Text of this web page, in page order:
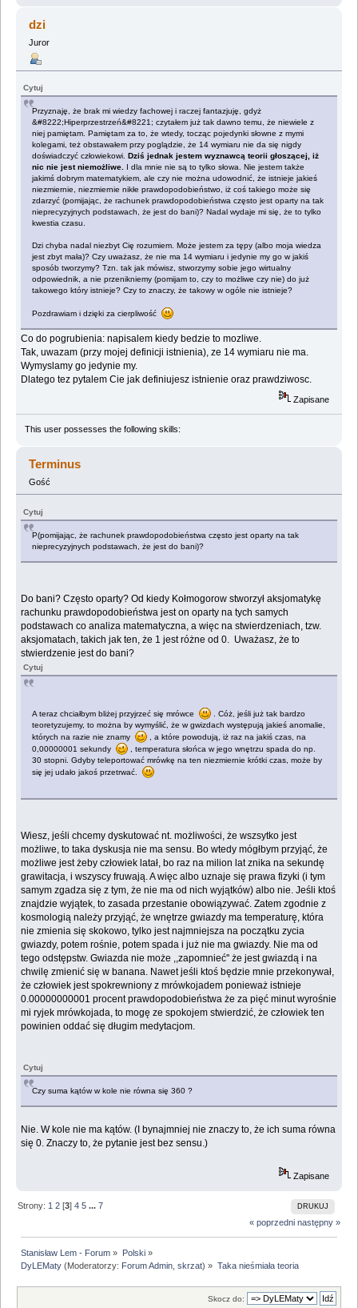
dzi
Juror
Cytuj
Przyznaję, że brak mi wiedzy fachowej i raczej fantazjuję, gdyż
&#8222;Hiperprzestrzeń&#8221; czytałem już tak dawno temu, że niewiele z
niej pamiętam. Pamiętam za to, że wtedy, tocząc pojedynki słowne z mymi
kolegami, też obstawałem przy poglądzie, że 14 wymiaru nie da się nigdy
doświadczyć człowiekowi. Dziś jednak jestem wyznawcą teorii głoszącej, iż
nic nie jest niemożliwe.
I dla mnie nie są to tylko słowa. Nie jestem także
jakimś dobrym matematykiem, ale czy nie można udowodnić, że istnieje jakieś
niezmiernie, niezmiernie nikłe prawdopodobieństwo, iż coś takiego może się
zdarzyć (pomijając, że rachunek prawdopodobieństwa często jest oparty na tak
nieprecyzyjnych podstawach, że jest do bani)? Nadal wydaje mi się, że to tylko
kwestia czasu.
Dzi chyba nadal niezbyt Cię rozumiem. Może jestem za tępy (albo moja wiedza
jest zbyt mała)? Czy uważasz, że nie ma 14 wymiaru i jedynie my go w jakiś
sposób tworzymy? Tzn. tak jak mówisz, stworzymy sobie jego wirtualny
odpowiednik, a nie przenikniemy (pomijam to, czy to możliwe czy nie) do już
takowego który istnieje? Czy to znaczy, że takowy w ogóle nie istnieje?
Pozdrawiam i dzięki za cierpliwość
Co do pogrubienia: napisalem kiedy bedzie to mozliwe.
Tak, uwazam (przy mojej definicji istnienia), ze 14 wymiaru nie ma.
Wymyslamy go jedynie my.
Dlatego tez pytalem Cie jak definiujesz istnienie oraz prawdziwosc.
Zapisane
This user possesses the following skills:
Terminus
Gość
Cytuj
P(pomijając, że rachunek prawdopodobieństwa często jest oparty na tak
nieprecyzyjnych podstawach, że jest do bani)?
Do bani? Często oparty? Od kiedy Kołmogorow stworzył aksjomatykę
rachunku prawdopodobieństwa jest on oparty na tych samych
podstawach co analiza matematyczna, a więc na stwierdzeniach, tzw.
aksjomatach, takich jak ten, że 1 jest różne od 0. Uważasz, że to
stwierdzenie jest do bani?
Cytuj
A teraz chciałbym bliżej przyjrzeć się mrówce
. Cóż, jeśli już tak bardzo
teoretyzujemy, to można by wymyślić, że w gwizdach występują jakieś anomalie,
których na razie nie znamy
, a które powodują, iż raz na jakiś czas, na
0,00000001 sekundy
, temperatura słońca w jego wnętrzu spada do np.
30 stopni. Gdyby teleportować mrówkę na ten niezmiernie krótki czas, może by
się jej udało jakoś przetrwać.
Wiesz, jeśli chcemy dyskutować nt. możliwości, że wszsytko jest
możliwe, to taka dyskusja nie ma sensu. Bo wtedy mógłbym przyjąć, że
możliwe jest żeby człowiek latał, bo raz na milion lat znika na sekundę
grawitacja, i wszyscy fruwają. A więc albo uznaje się prawa fizyki (i tym
samym zgadza się z tym, że nie ma od nich wyjątków) albo nie. Jeśli ktoś
znajdzie wyjątek, to zasada przestanie obowiązywać. Zatem zgodnie z
kosmologią należy przyjąć, że wnętrze gwiazdy ma temperaturę, która
nie zmienia się skokowo, tylko jest najmniejsza na początku zycia
gwiazdy, potem rośnie, potem spada i już nie ma gwiazdy. Nie ma od
tego odstępstw. Gwiazda nie może ,,zapomnieć'' że jest gwiazdą i na
chwilę zmienić się w banana. Nawet jeśli ktoś będzie mnie przekonywał,
że człowiek jest spokrewniony z mrówkojadem ponieważ istnieje
0.00000000001 procent prawdopodobieństwa że za pięć minut wyrośnie
mi ryjek mrówkojada, to mogę ze spokojem stwierdzić, że człowiek ten
powinien oddać się długim medytacjom.
Cytuj
Czy suma kątów w kole nie równa się 360 ?
Nie. W kole nie ma kątów. (I bynajmniej nie znaczy to, że ich suma równa
się 0. Znaczy to, że pytanie jest bez sensu.)
Zapisane
DRUKUJ
Strony: 1 2 [3]4 5 ...7
« poprzedni następny »
Stanisław Lem - Forum » Polski»
DyLEMaty (Moderatorzy: Forum Admin ,skrzat) » Taka nieśmiała teoria
Skocz do: